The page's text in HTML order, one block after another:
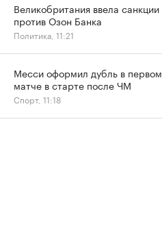
Великобритания ввела санкции
против Озон Банка
Политика, 11:21
Месси оформил дубль в первом
матче в старте после ЧМ
Спорт, 11:18